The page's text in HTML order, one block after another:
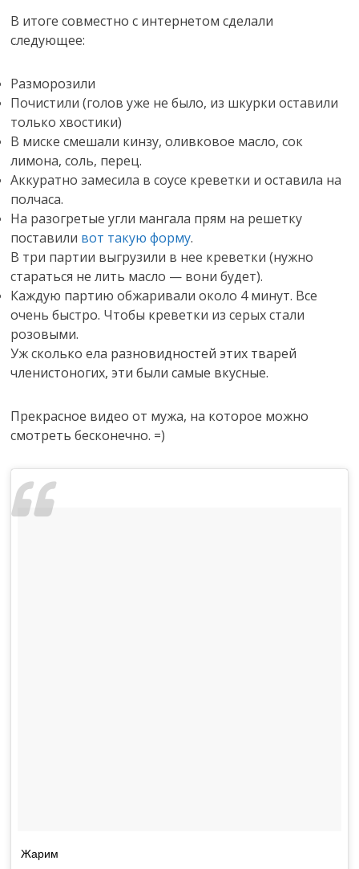
В итоге совместно с интернетом сделали
следующее:
Разморозили
Почистили (голов уже не было, из шкурки оставили
только хвостики)
В миске смешали кинзу, оливковое масло, сок
лимона, соль, перец.
Аккуратно замесила в соусе креветки и оставила на
полчаса.
На разогретые угли мангала прям на решетку
поставили вот такую форму.
В три партии выгрузили в нее креветки (нужно
стараться не лить масло — вони будет).
Каждую партию обжаривали около 4 минут. Все
очень быстро. Чтобы креветки из серых стали
розовыми.
Уж сколько ела разновидностей этих тварей
членистоногих, эти были самые вкусные.
Прекрасное видео от мужа, на которое можно
смотреть бесконечно. =)
Жарим